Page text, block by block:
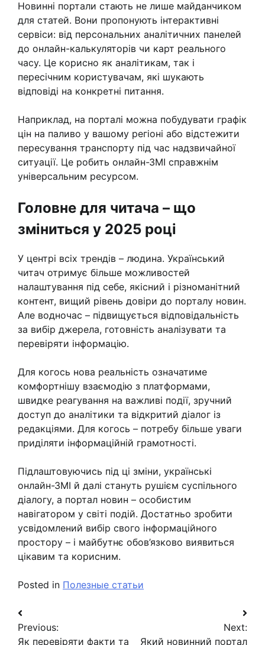
Новинні портали стають не лише майданчиком
для статей. Вони пропонують інтерактивні
сервіси: від персональних аналітичних панелей
до онлайн-калькуляторів чи карт реального
часу. Це корисно як аналітикам, так і
пересічним користувачам, які шукають
відповіді на конкретні питання.
Наприклад, на порталі можна побудувати графік
цін на паливо у вашому регіоні або відстежити
пересування транспорту під час надзвичайної
ситуації. Це робить онлайн-ЗМІ справжнім
універсальним ресурсом.
Головне для читача – що
зміниться у 2025 році
У центрі всіх трендів – людина. Український
читач отримує більше можливостей
налаштування під себе, якісний і різноманітний
контент, вищий рівень довіри до порталу новин.
Але водночас – підвищується відповідальність
за вибір джерела, готовність аналізувати та
перевіряти інформацію.
Для когось нова реальність означатиме
комфортнішу взаємодію з платформами,
швидке реагування на важливі події, зручний
доступ до аналітики та відкритий діалог із
редакціями. Для когось – потребу більше уваги
приділяти інформаційній грамотності.
Підлаштовуючись під ці зміни, українські
онлайн-ЗМІ й далі стануть рушієм суспільного
діалогу, а портал новин – особистим
навігатором у світі подій. Достатньо зробити
усвідомлений вибір свого інформаційного
простору – і майбутнє обов’язково виявиться
цікавим та корисним.
Posted in Полезные статьи
Навигация
по
Previous:
Як перевіряти факти та
Next:
Який новинний портал